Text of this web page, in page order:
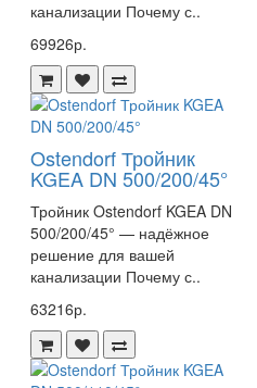
канализации Почему с..
69926р.
Ostendorf Тройник
KGEA DN 500/200/45°
Тройник Ostendorf KGEA DN
500/200/45° — надёжное
решение для вашей
канализации Почему с..
63216р.